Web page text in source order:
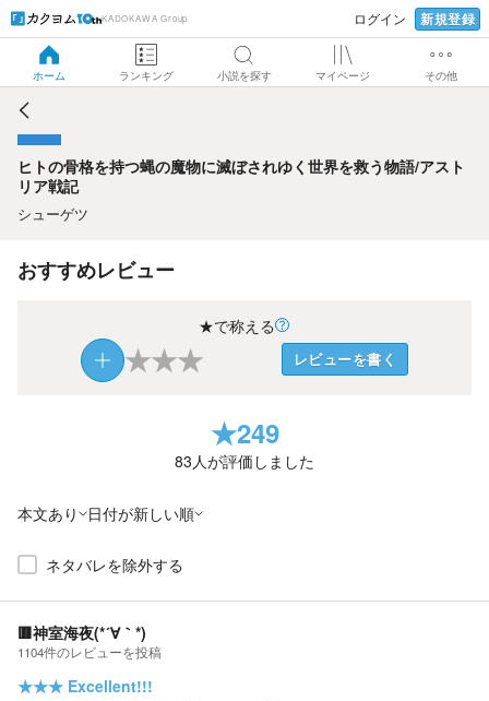
KADOKAWA Group ログイン 新規登録
ホーム ランキング 小説を探す マイページ その他
ヒトの骨格を持つ蝿の魔物に滅ぼされゆく世界を救う物語/ア
ストリア戦記
ヒトの骨格を持つ蝿の魔物に滅ぼされゆく世界を救う物語/アスト
リア戦記
シューゲツ
おすすめレビュー
★で称える
★★★ レビューを書く
★249
83人が評価しました
本文あり 日付が新しい順
ネタバレを除外する
🟥神室海夜(*´∀｀*)
1104件のレビューを投稿
★★★ Excellent!!!